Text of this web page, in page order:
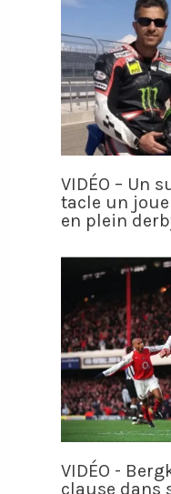
VIDÉO – Un
tacle un
en plein
VIDÉO -
clause dans